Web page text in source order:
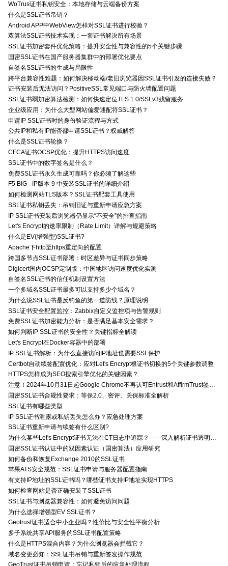
WoTrus证书私钥安全：本地存储与云端备份方案
什么是SSL证书吊销？
Android APP中WebView怎样对SSL证书进行校验？
双算法SSL证书技术实现：一套证书解决所有场景
SSL证书加密套件优化策略：提升安全性与兼容性的5个关键步骤
国密SSL证书在国产服务器集群中的部署优化要点
自签名SSL证书的生成与局限性
跨平台兼容性难题：如何解决移动端/老旧浏览器因SSL证书引发的连接失败？
证书安装后无法访问？PositiveSSL常见端口与防火墙配置问题
SSL证书弱加密算法检测：如何快速定位TLS 1.0/SSLv3残留服务
企业级应用：为什么大型网站偏爱通配符SSL证书？
申请IP SSL证书时的身份验证流程与方式
公共IP和私有IP能否都申请SSL证书？权威解答
什么是SSL证书轮换？
CFCA证书OCSP优化：提升HTTPS访问速度
SSL证书中的数字签名是什么？
免费SSL证书永久生成可靠吗？你必须了解这些
F5 BIG - IP版本 9 中安装SSL证书的详细介绍
如何检测网站TLS版本？SSL证书配套工具使用
SSL证书私钥丢失：吊销旧证与重新申请应急方案
IP SSL证书安装后浏览器仍显示“不安全”的排查指南
Let's Encrypt的速率限制（Rate Limit）详解与规避策略
什么是EV(增强型)SSL证书?
Apache下http至https重定向的配置
跨国多节点SSL证书部署：时区差异与证书同步策略
Digicert国内OCSP定制版：中国地区访问速度优化实测
自签名SSL证书的信任机制设置方法
一个多域名SSL证书最多可以支持多少个域名？
为什么说SSL证书是反钓鱼的第一道防线？原理说明
SSL证书安全配置监控：Zabbix自定义监控项与告警规则
免费SSL证书加密能力分析：是否满足基本安全需求？
如何判断IP SSL证书的安全性？关键指标全解读
Let's Encrypt在Docker容器中的部署
IP SSL证书解析：为什么直接访问IP地址也需要SSL保护
Certbot自动续签配置优化：应对Let's Encrypt根证书切换的5个关键参数调整
HTTPS怎样成为SEO搜索引擎优化的关键因素？
注意！2024年10月31日起Google Chrome不再认可Entrust和AffirmTrust签发的TLS证书
国密SSL证书合规性要求：等保2.0、密评、关保标准全解析
SSL证书有哪些类型
IP SSL证书泄露或私钥丢失怎么办？应急处理方案
SSL证书重新申请与续签有什么区别?
为什么某些Let's Encrypt证书无法在CT日志中追踪？——深入解析证书透明度与Let's Encrypt的关系
国密SSL证书认证中的双因素认证（国密算法）应用研究
如何备份和恢复Exchange 2010的SSL证书
苹果ATS安全规范：SSL证书申请与服务器配置指南
有支持IP地址的SSL证书吗？哪些证书支持IP地址实现HTTPS
如何检查网站是否正确安装了SSL证书
SSL证书与浏览器兼容性：如何避免访问问题
为什么选择增强型EV SSL证书？
Geotrust证书适合中小企业吗？性价比与安全性平衡分析
多子系统共享API服务的SSL证书配置策略
什么是HTTPS混合内容？为什么浏览器会拦截它？
域名变更必知：SSL证书吊销与重新签发操作规范